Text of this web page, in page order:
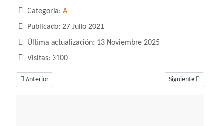
Categoría: A
Publicado: 27 Julio 2021
Última actualización: 13 Noviembre 2025
Visitas: 3100
Artículo anterior: Soñar con árboles, un sueño que habla de tu
Anterior Artículo siguiente:
Siguiente